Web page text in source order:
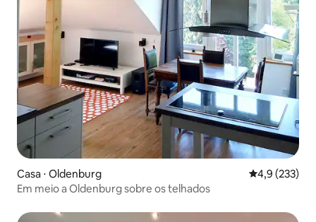
Casa ⋅ Oldenburg 4,9 de uma
4,9 (233)
Em meio a Oldenburg sobre os telhados